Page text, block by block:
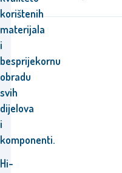
korištenih
materijala
i
besprijekornu
obradu
svih
dijelova
i
komponenti.
Hi-